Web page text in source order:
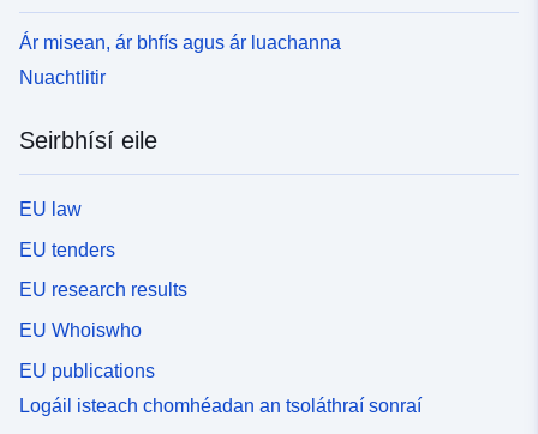
Ár misean, ár bhfís agus ár luachanna
Nuachtlitir
Seirbhísí eile
EU law
EU tenders
EU research results
EU Whoiswho
EU publications
Logáil isteach chomhéadan an tsoláthraí sonraí